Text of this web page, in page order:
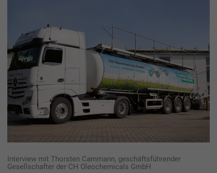
Interview mit Thorsten Cammann, geschäftsführender
Gesellschafter der CH Oleochemicals GmbH